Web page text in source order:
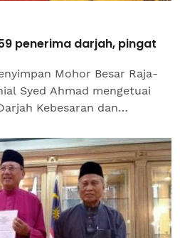
penerima darjah, pingat
Mohor Besar Raja-
Syed Ahmad mengetuai
Kebesaran dan